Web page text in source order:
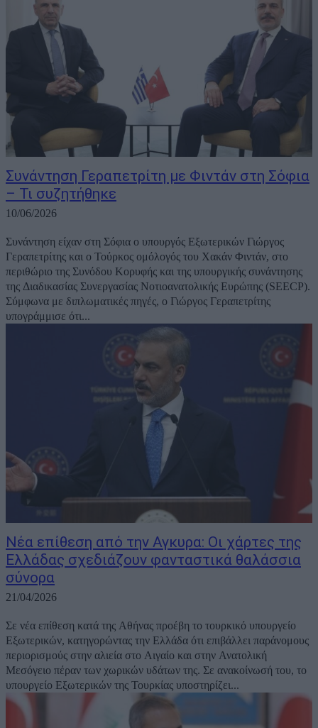
Συνάντηση Γεραπετρίτη με Φιντάν στη Σόφια
– Τι συζητήθηκε
10/06/2026
Συνάντηση είχαν στη Σόφια ο υπουργός Εξωτερικών Γιώργος
Γεραπετρίτης και ο Τούρκος ομόλογός του Χακάν Φιντάν, στο
περιθώριο της Συνόδου Κορυφής και της υπουργικής συνάντησης
της Διαδικασίας Συνεργασίας Νοτιοανατολικής Ευρώπης (SEECP).
Σύμφωνα με διπλωματικές πηγές, ο Γιώργος Γεραπετρίτης
υπογράμμισε ότι...
Νέα επίθεση από την Αγκυρα: Οι χάρτες της
Ελλάδας σχεδιάζουν φανταστικά θαλάσσια
σύνορα
21/04/2026
Σε νέα επίθεση κατά της Αθήνας προέβη το τουρκικό υπουργείο
Εξωτερικών, κατηγορώντας την Ελλάδα ότι επιβάλλει παράνομους
περιορισμούς στην αλιεία στο Αιγαίο και στην Ανατολική
Μεσόγειο πέραν των χωρικών υδάτων της. Σε ανακοίνωσή του, το
υπουργείο Εξωτερικών της Τουρκίας υποστηρίζει...